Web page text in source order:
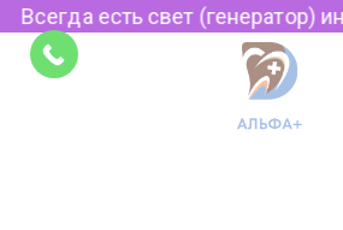
Всегда есть свет (генератор)